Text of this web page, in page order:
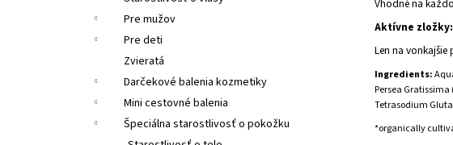
Pre mužov
Pre deti
Zvieratá
Darčekové balenia kozmetiky
Mini cestovné balenia
Špeciálna starostlivosť o pokožku
Vhodné na
Aktívne zložky:
Len na vonkajšie
Ingredients:
Persea
Tetrasodium
*organically